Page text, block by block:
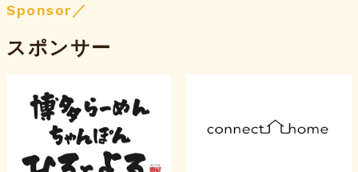
Sponsor／
スポンサー